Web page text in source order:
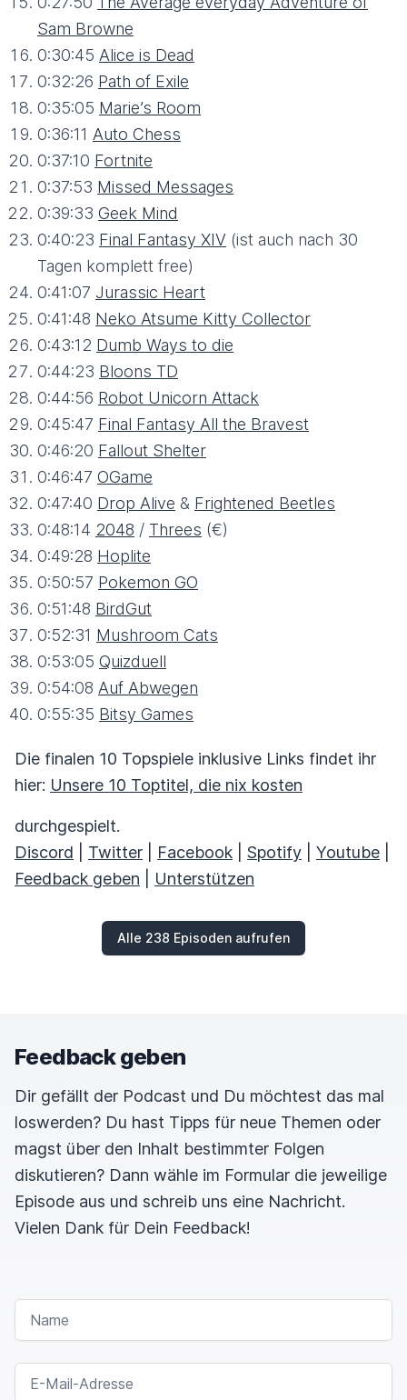
Sam Browne
0:30:45 Alice is Dead
0:32:26 Path of Exile
0:35:05 Marie’s Room
0:36:11 Auto Chess
0:37:10 Fortnite
0:37:53 Missed Messages
0:39:33 Geek Mind
0:40:23 Final Fantasy XIV (ist auch nach 30
Tagen komplett free)
0:41:07 Jurassic Heart
0:41:48 Neko Atsume Kitty Collector
0:43:12 Dumb Ways to die
0:44:23 Bloons TD
0:44:56 Robot Unicorn Attack
0:45:47 Final Fantasy All the Bravest
0:46:20 Fallout Shelter
0:46:47 OGame
0:47:40 Drop Alive & Frightened Beetles
0:48:14 2048 / Threes (€)
0:49:28 Hoplite
0:50:57 Pokemon GO
0:51:48 BirdGut
0:52:31 Mushroom Cats
0:53:05 Quizduell
0:54:08 Auf Abwegen
0:55:35 Bitsy Games
Die finalen 10 Topspiele inklusive Links findet ihr
hier: Unsere 10 Toptitel, die nix kosten
durchgespielt.
Discord
Twitter Facebook Spotify Youtube
Feedback geben
Unterstützen
Alle 238 Episoden aufrufen
Feedback geben
Dir gefällt der Podcast und Du möchtest das mal
loswerden? Du hast Tipps für neue Themen oder
magst über den Inhalt bestimmter Folgen
diskutieren? Dann wähle im Formular die jeweilige
Episode aus und schreib uns eine Nachricht.
Vielen Dank für Dein Feedback!
NAME
E-MAIL-ADRESSE